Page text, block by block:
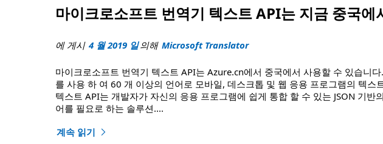
마이크로소프트 번역기 텍스트 API는 지금 중국에
에 게시 4 월 2019 일의해 Microsoft Translator
마이크로소프트 번역기 텍스트 API는 Azure.cn에서 중국에서 사용할 수 있습니
를 사용 하 여 60 개 이상의 언어로 모바일, 데스크톱 및 웹 응용 프로그램의 텍스
텍스트 API는 개발자가 자신의 응용 프로그램에 쉽게 통합 할 수 있는 JSON 기반
어를 필요로 하는 솔루션....
계속 읽기
"마이크로 소프트 번역기 텍스트 API는 중국에서 사용할 수"